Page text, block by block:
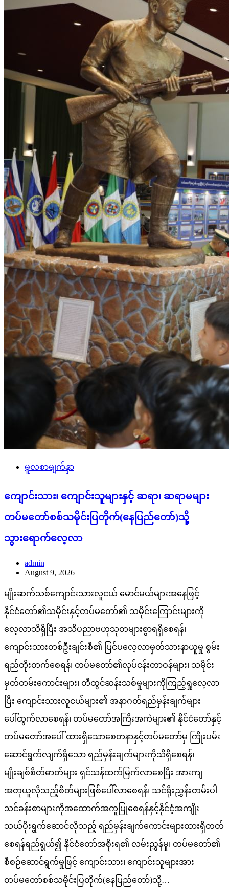
မူလစာမျက်နှာ
ကျောင်းသား၊ ကျောင်းသူများနှင့် ဆရာ၊ ဆရာမများ
တပ်မတော်စစ်သမိုင်းပြတိုက်(နေပြည်တော်)သို့
သွားရောက်လေ့လာ
admin
August 9, 2026
မျိုးဆက်သစ်ကျောင်းသားလူငယ် မောင်မယ်များအနေဖြင့်
နိုင်ငံတော်၏သမိုင်းနှင့်တပ်မတော်၏ သမိုင်းကြောင်းများကို
လေ့လာသိရှိပြီး အသိပညာဗဟုသုတများစွာရရှိစေရန်၊
ကျောင်းသားတစ်ဦးချင်းစီ၏ ပြင်ပလေ့လာမှတ်သားနာယူမှု စွမ်း
ရည်တိုးတက်စေရန်၊ တပ်မတော်၏လုပ်ငန်းတာဝန်များ၊ သမိုင်း
မှတ်တမ်းကောင်းများ၊ တီထွင်ဆန်းသစ်မှုများကိုကြည့်ရှုလေ့လာ
ပြီး ကျောင်းသားလူငယ်များ၏ အနာဂတ်ရည်မှန်းချက်များ
ပေါ်ထွက်လာစေရန်၊ တပ်မတော်အကြီးအကဲများ၏ နိုင်ငံတော်နှင့်
တပ်မတော်အပေါ် ထားရှိသောစေတနာနှင့်တပ်မတော်မှ ကြိုးပမ်း
ဆောင်ရွက်လျက်ရှိသော ရည်မှန်းချက်များကိုသိရှိစေရန်၊
မျိုးချစ်စိတ်ဓာတ်များ ရှင်သန်ထက်မြက်လာစေပြီး အားကျ
အတုယူလိုသည့်စိတ်များဖြစ်ပေါ်လာစေရန်၊ သင်ရိုးညွှန်းတမ်းပါ
သင်ခန်းစာများကိုအထောက်အကူပြုစေရန်နှင့်နိုင်ငံ့အကျိုး
သယ်ပိုးရွက်ဆောင်လိုသည့် ရည်မှန်းချက်ကောင်းများထားရှိတတ်
စေရန်ရည်ရွယ်၍ နိုင်ငံတော်အစိုးရ၏ လမ်းညွှန်မှု၊ တပ်မတော်၏
စီစဉ်ဆောင်ရွက်မှုဖြင့် ကျောင်းသား၊ ကျောင်းသူများအား
တပ်မတော်စစ်သမိုင်းပြတိုက်(နေပြည်တော်)သို့…